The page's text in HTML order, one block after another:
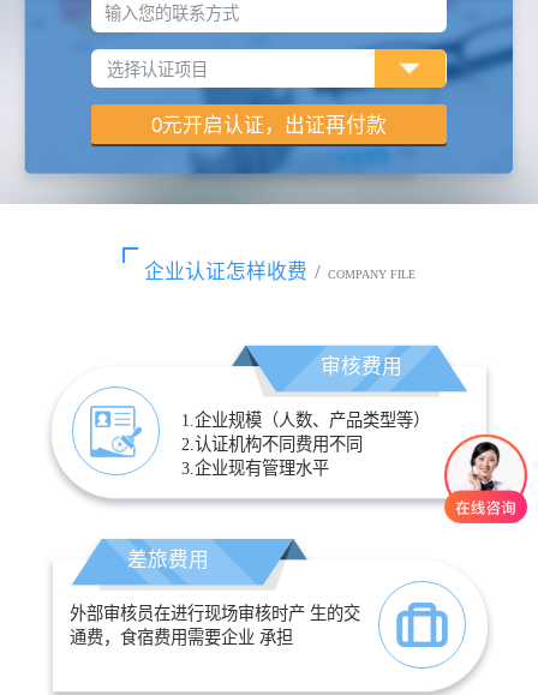
输入您的联系方式
企业认证怎样收费 / COMPANY FILE
审核费用
1.企业规模（人数、产品类型等）
2.认证机构不同费用不同
3.企业现有管理水平
差旅费用
外部审核员在进行现场审核时产 生的交
通费，食宿费用需要企业 承担